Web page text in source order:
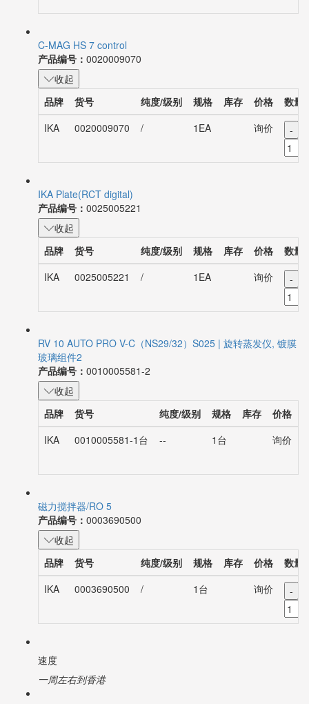
C-MAG HS 7 control
产品编号： 0020009070
收起
品牌
货号 纯度/级别 规格 库存 价格
数量
IKA
0020009070 / 1EA 询价 -
IKA Plate(RCT digital)
产品编号： 0025005221
收起
品牌
货号 纯度/级别 规格 库存 价格
数量
IKA
0025005221 / 1EA 询价 -
RV 10 AUTO PRO V-C（NS29/32）S025 | 旋转蒸发仪, 镀膜
玻璃组件2
产品编号： 0010005581-2
收起
品牌
货号 纯度/级别 规格 库存 价格
IKA
0010005581-1台 -- 1台 询价
磁力搅拌器/RO 5
产品编号： 0003690500
收起
品牌
货号 纯度/级别 规格 库存 价格
数量
IKA
0003690500 / 1台 询价 -
速度
一周左右到香港